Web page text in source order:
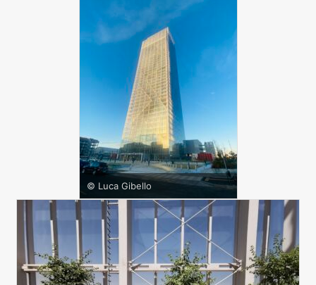
© Luca Gibello